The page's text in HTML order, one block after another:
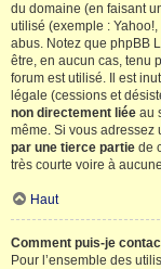
du domaine (en faisant
utilisé (exemple :
abus. Notez que phpBB
être, en aucun cas, tenu
forum est utilisé. Il est
légale (cessions et
non directement liée au
même. Si vous adressez
par une tierce partie de
très courte voire à
Haut
Comment puis-je
Pour l’ensemble des